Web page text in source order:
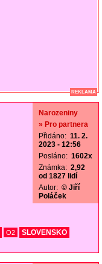
REKLAMA
Narozeniny
» Pro partnera
Přidáno: 11. 2.
2023 - 12:56
Posláno: 1602x
Známka: 2,92
od 1827 lidí
Autor: © Jiří
Poláček
O2
SLOVENSKO